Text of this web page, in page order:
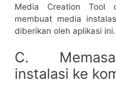
Media Creation Tool
membuat media
diberikan oleh aplikasi ini.
C.
instalasi ke